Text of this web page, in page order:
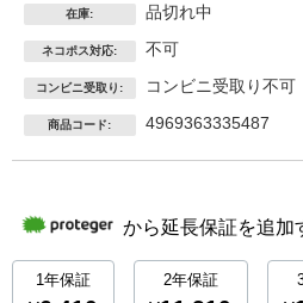
在庫: 品切れ中
ネコポス対応: 不可
コンビニ受取り: コンビニ受取り不可
商品コード: 4969363335487